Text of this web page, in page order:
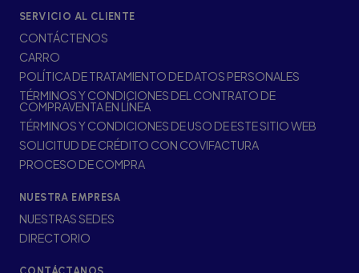
SERVICIO AL CLIENTE
CONTÁCTENOS
CARRO
POLÍTICA DE TRATAMIENTO DE DATOS PERSONALES
TÉRMINOS Y CONDICIONES DEL CONTRATO DE
COMPRAVENTA EN LÍNEA
TÉRMINOS Y CONDICIONES DE USO DE ESTE SITIO WEB
SOLICITUD DE CRÉDITO CON COVIFACTURA
PROCESO DE COMPRA
NUESTRA EMPRESA
NUESTRAS SEDES
DIRECTORIO